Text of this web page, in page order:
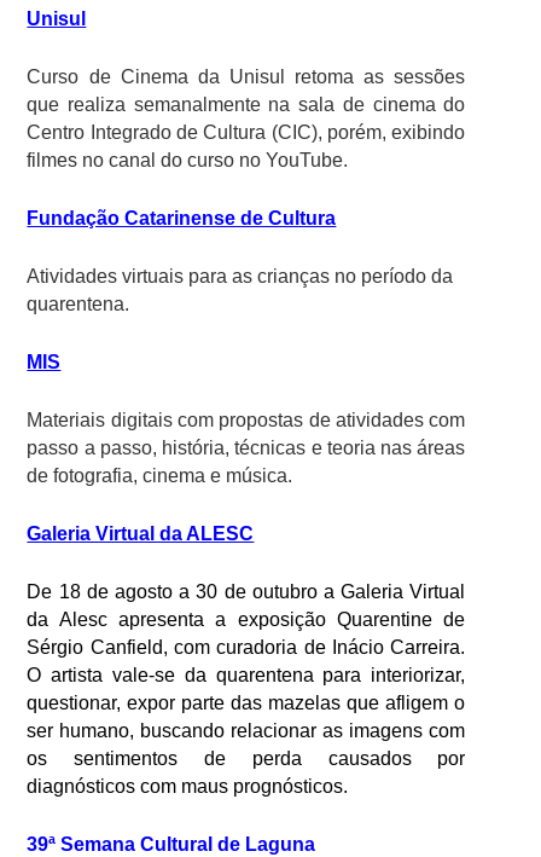
Unisul
Curso de Cinema da Unisul retoma as sessões
que realiza semanalmente na sala de cinema do
Centro Integrado de Cultura (CIC), porém, exibindo
filmes no canal do curso no YouTube.
Fundação Catarinense de Cultura
Atividades virtuais para as crianças no período da
quarentena.
MIS
Materiais digitais com propostas de atividades com
passo a passo, história, técnicas e teoria nas áreas
de fotografia, cinema e música.
Galeria Virtual da ALESC
De 18 de agosto a 30 de outubro a Galeria Virtual
da Alesc apresenta a exposição Quarentine de
Sérgio Canfield, com curadoria de Inácio Carreira.
O artista vale-se da quarentena para interiorizar,
questionar, expor parte das mazelas que afligem o
ser humano, buscando relacionar as imagens com
os sentimentos de perda causados por
diagnósticos com maus prognósticos.
39ª Semana Cultural de Laguna